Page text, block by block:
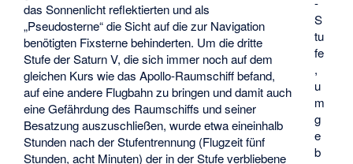
S
tu
fe
,
u
m
g
e
b
das Sonnenlicht reflektierten und als
„Pseudosterne“ die Sicht auf die zur Navigation
benötigten Fixsterne behinderten. Um die dritte
Stufe der Saturn V, die sich immer noch auf dem
gleichen Kurs wie das Apollo-Raumschiff befand,
auf eine andere Flugbahn zu bringen und damit auch
eine Gefährdung des Raumschiffs und seiner
Besatzung auszuschließen, wurde etwa eineinhalb
Stunden nach der Stufentrennung (Flugzeit fünf
Stunden, acht Minuten) der in der Stufe verbliebene